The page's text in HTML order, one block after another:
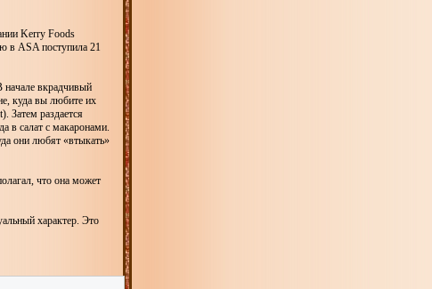
Kerry Foods
в ASA поступила 21
вкрадчивый
куда вы любите их
Затем раздается
в салат с макаронами.
они любят «втыкать»
что она может
характер. Это